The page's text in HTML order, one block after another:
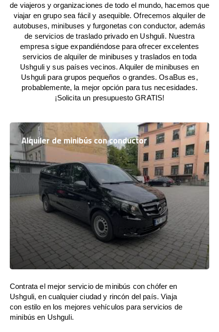
de viajeros y organizaciones de todo el mundo, hacemos que
viajar en grupo sea fácil y asequible. Ofrecemos alquiler de
autobuses, minibuses y furgonetas con conductor, además
de servicios de traslado privado en Ushguli. Nuestra
empresa sigue expandiéndose para ofrecer excelentes
servicios de alquiler de minibuses y traslados en toda
Ushguli y sus países vecinos. Alquiler de minibuses en
Ushguli para grupos pequeños o grandes. OsaBus es,
probablemente, la mejor opción para tus necesidades.
¡Solicita un presupuesto GRATIS!
Alquiler de minibús con conductor
Contrata el mejor servicio de minibús con chófer en
Ushguli, en cualquier ciudad y rincón del país. Viaja
con estilo en los mejores vehículos para servicios de
minibús en Ushguli.